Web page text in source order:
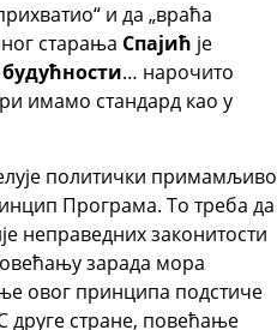
и да „враћа
старања Спајић је
… нарочито
имамо стандард као у
политички примамљиво
Програма. То треба да
неправедних законитости
зарада мора
овог принципа подстиче
друге стране, повећање